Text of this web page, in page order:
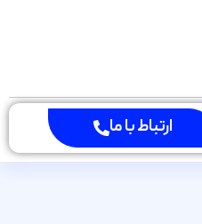
ارتباط با ما